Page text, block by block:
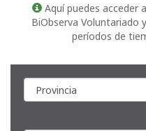
Aquí puedes acceder
BiObserva Voluntariado
períodos de